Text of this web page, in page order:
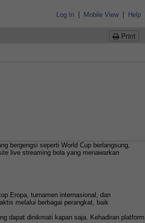
Log In | Mobile View | Help
Print
bergengsi seperti World Cup berlangsung,
live streaming bola yang menawarkan
Eropa, turnamen internasional, dan
melalui berbagai perangkat, baik
dapat dinikmati kapan saja. Kehadiran platform